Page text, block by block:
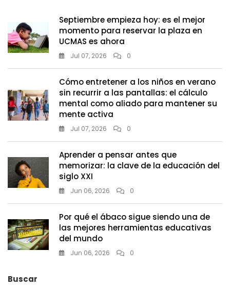
Septiembre empieza hoy: es el mejor
momento para reservar la plaza en
UCMAS es ahora
Jul 07, 2026 0
Cómo entretener a los niños en verano
sin recurrir a las pantallas: el cálculo
mental como aliado para mantener su
mente activa
Jul 07, 2026 0
Aprender a pensar antes que
memorizar: la clave de la educación del
siglo XXI
Jun 06, 2026 0
Por qué el ábaco sigue siendo una de
las mejores herramientas educativas
del mundo
Jun 06, 2026 0
Buscar